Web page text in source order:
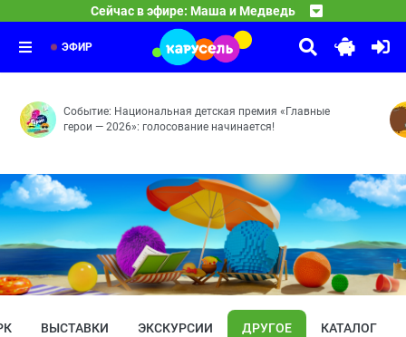
Сейчас в эфире: Маша и Медведь
Круги на траве — Пикник в сиреневых тонах —
17:30
Смешарики
Принц для Нюши — Двигатель прогресса — Как
Оранжевая корова
Средние века — Розыгрыш — Грабли — Робот —
ЭФИР
Событие: Национальная детская премия «Главные
герои — 2026»: голосование начинается!
ВЫСТАВКИ ЭКСКУРСИИ ДРУГОЕ КАТАЛОГ